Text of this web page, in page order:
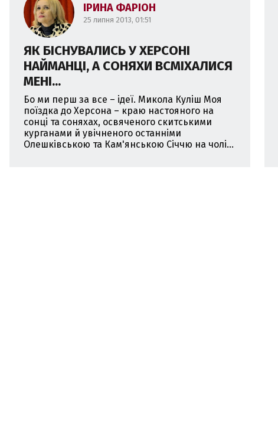
ІРИНА ФАРІОН
25 липня 2013, 01:51
ЯК БІСНУВАЛИСЬ У ХЕРСОНІ
НАЙМАНЦІ, А СОНЯХИ ВСМІХАЛИСЯ
МЕНІ...
Бо ми перш за все – ідеї. Микола Куліш Моя
поїздка до Херсона – краю настояного на
сонці та соняхах, освяченого скитськими
курганами й увічненого останніми
Олешківською та Кам'янською Січчю на чолі...